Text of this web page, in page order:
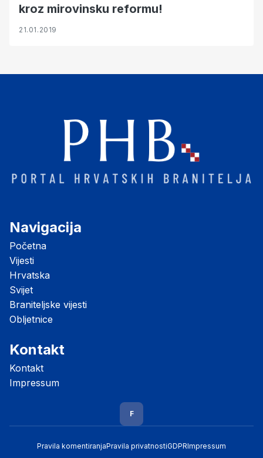
kroz mirovinsku reformu!
21.01.2019
Navigacija
Početna
Vijesti
Hrvatska
Svijet
Braniteljske vijesti
Obljetnice
Kontakt
Kontakt
Impressum
F
Pravila komentiranjaPravila privatnostiGDPRImpressum